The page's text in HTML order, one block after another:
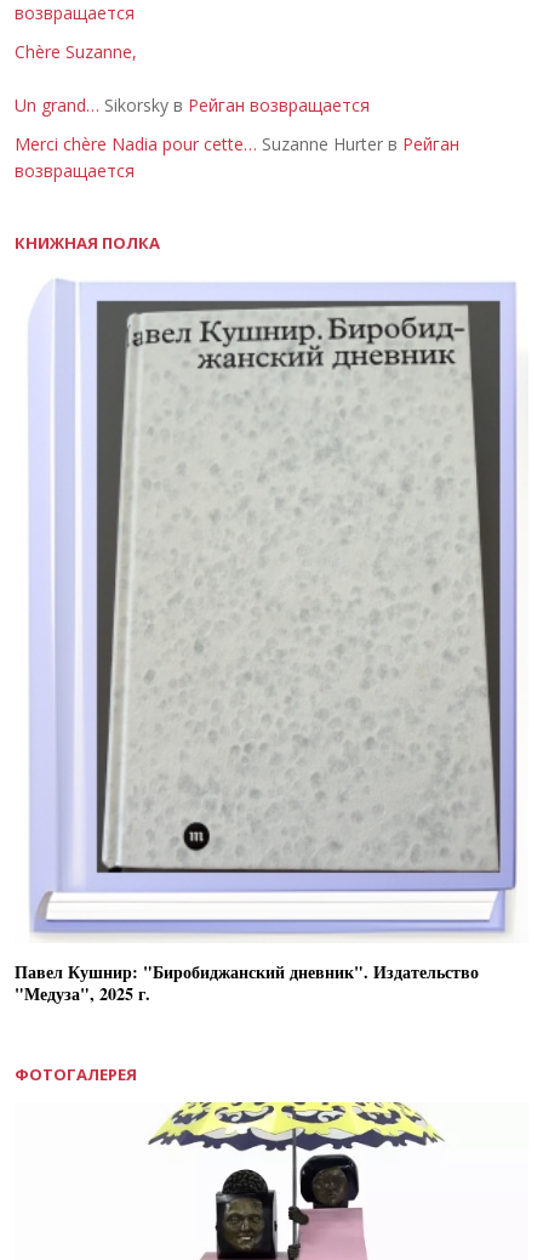
возвращается
Chère Suzanne,
Un grand… Sikorsky в Рейган возвращается
Merci chère Nadia pour cette… Suzanne Hurter в Рейган
возвращается
КНИЖНАЯ ПОЛКА
Павел Кушнир: "Биробиджанский дневник". Издательство
"Медуза", 2025 г.
ФОТОГАЛЕРЕЯ